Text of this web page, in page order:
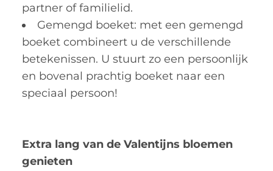
partner of familielid.
Gemengd boeket: met een gemengd
boeket combineert u de verschillende
betekenissen. U stuurt zo een persoonlijk
en bovenal prachtig boeket naar een
speciaal persoon!
Extra lang van de Valentijns bloemen
genieten